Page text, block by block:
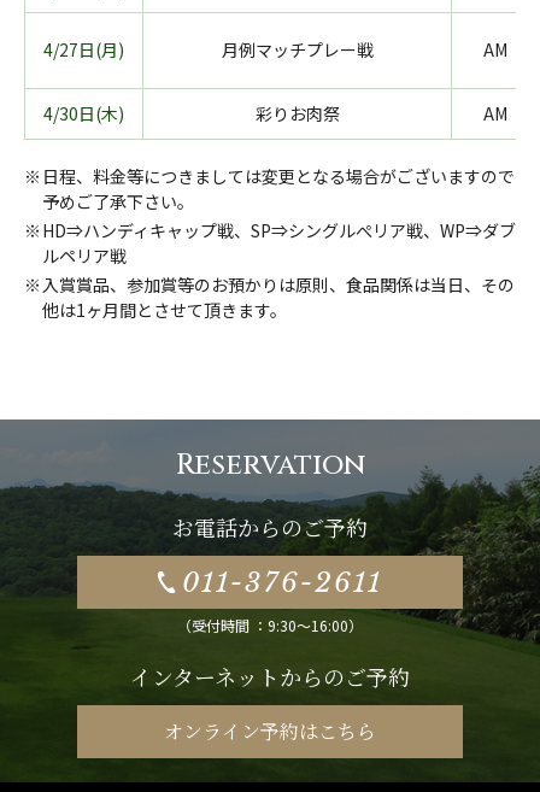
4/27日(月) 月例マッチプレー戦 AM
4/30日(木) 彩りお肉祭 AM
日程、料金等につきましては変更となる場合がございますので
予めご了承下さい。
HD⇒ハンディキャップ戦、SP⇒シングルぺリア戦、WP⇒ダブ
ルペリア戦
入賞賞品、参加賞等のお預かりは原則、食品関係は当日、その
他は1ヶ月間とさせて頂きます。
Reservation
お電話からのご予約
011-376-2611
（受付時間 ：9:30～16:00）
インターネットからのご予約
オンライン予約はこちら